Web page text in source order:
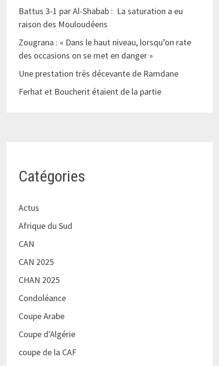
Battus 3-1 par Al-Shabab : La saturation a eu
raison des Mouloudéens
Zougrana : « Dans le haut niveau, lorsqu’on rate
des occasions on se met en danger »
Une prestation très décevante de Ramdane
Ferhat et Boucherit étaient de la partie
Catégories
Actus
Afrique du Sud
CAN
CAN 2025
CHAN 2025
Condoléance
Coupe Arabe
Coupe d'Algérie
coupe de la CAF